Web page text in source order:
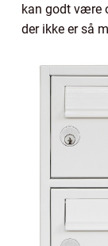
kan godt være
der ikke er så